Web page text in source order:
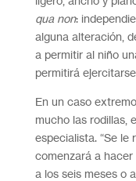
qua non:
alguna alteración,
a permitir al niño
permitirá
En un caso
mucho las rodillas,
especialista. “Se le
comenzará a hacer
a los seis meses o